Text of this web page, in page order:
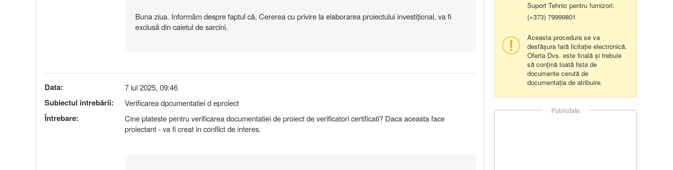
Suport Tehnic pentru furnizori:
(+373) 79999801
Aceasta procedura se va
desfășura fară licitație electronică.
Oferta Dvs. este finală și trebuie
să conțină toată lista de
documente cerută de
documentația de atribuire.
Publicitate
Buna ziua. Informăm despre faptul că, Cererea cu privire la elaborarea proiectului investițional, va fi
exclusă din caietul de sarcini.
Data: 7 iul 2025, 09:46
Subiectul întrebării: Verificarea dpcumentatiei d eproiect
Întrebare:
Cine plateste pentru verificarea documentatiei de proiect de verificatori certificati? Daca aceasta face
proiectant - va fi creat in conflict de interes.